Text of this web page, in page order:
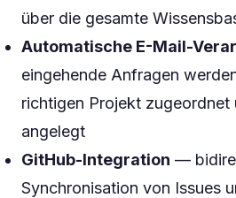
über die gesamte
Automatische E-Mail-
eingehende Anfragen
richtigen Projekt zugeordnet
angelegt
GitHub-Integration —
Synchronisation von Issues